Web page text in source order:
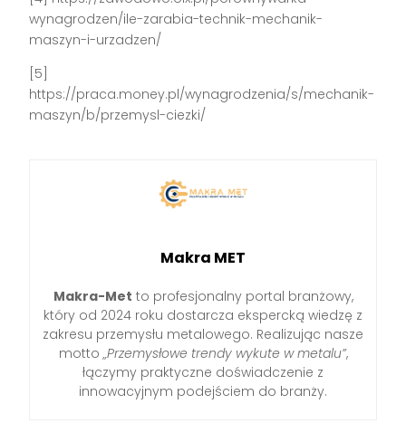
wynagrodzen/ile-zarabia-technik-mechanik-
maszyn-i-urzadzen/
[5]
https://praca.money.pl/wynagrodzenia/s/mechanik-
maszyn/b/przemysl-ciezki/
Makra MET
Makra-Met to profesjonalny portal branżowy,
który od 2024 roku dostarcza ekspercką wiedzę z
zakresu przemysłu metalowego. Realizując nasze
motto„Przemysłowe trendy wykute w metalu”,
łączymy praktyczne doświadczenie z
innowacyjnym podejściem do branży.